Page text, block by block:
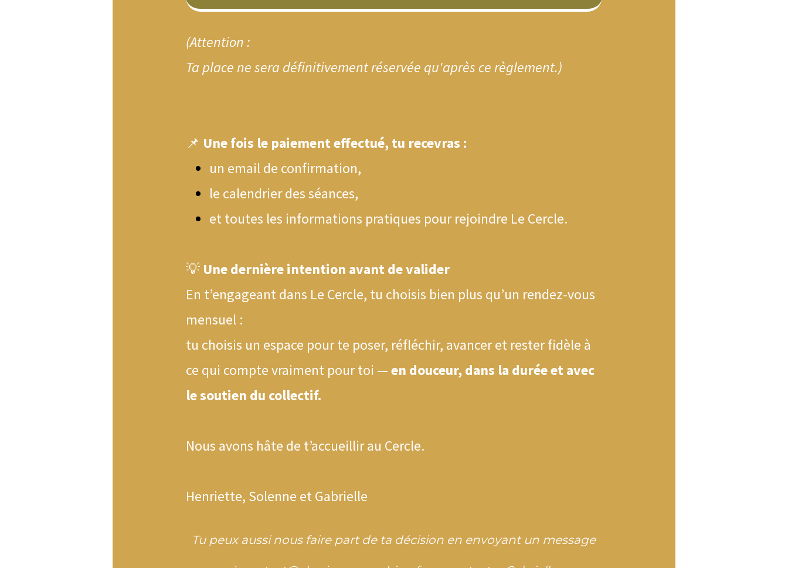
(Attention :
Ta place ne sera définitivement réservée qu'après ce règlement.)
📌 Une fois le paiement effectué, tu recevras :
un email de confirmation,
le calendrier des séances,
et toutes les informations pratiques pour rejoindre Le Cercle.
💡 Une dernière intention avant de valider
En t’engageant dans Le Cercle, tu choisis bien plus qu’un rendez-vous
mensuel :
tu choisis un espace pour te poser, réfléchir, avancer et rester fidèle à
ce qui compte vraiment pour toi —en douceur, dans la durée et avec
le soutien du collectif.
Nous avons hâte de t’accueillir au Cercle.
Henriette, Solenne et Gabrielle
Tu peux aussi nous faire part de ta décision en envoyant un message